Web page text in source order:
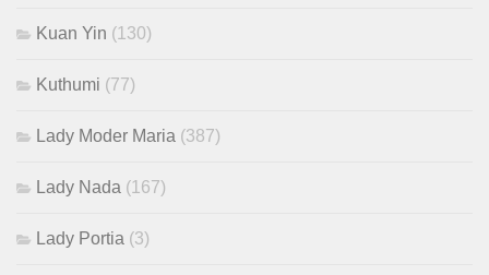
Kuan Yin (130)
Kuthumi (77)
Lady Moder Maria (387)
Lady Nada (167)
Lady Portia (3)